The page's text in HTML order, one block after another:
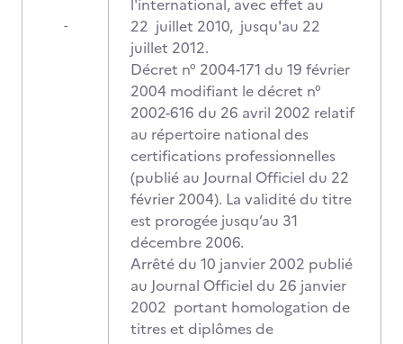
-
l'international, avec effet au
22 juillet 2010, jusqu'au 22
juillet 2012.
Décret n° 2004-171 du 19 février
2004 modifiant le décret n°
2002-616 du 26 avril 2002 relatif
au répertoire national des
certifications professionnelles
(publié au Journal Officiel du 22
février 2004). La validité du titre
est prorogée jusqu’au 31
décembre 2006.
Arrêté du 10 janvier 2002 publié
au Journal Officiel du 26 janvier
2002 portant homologation de
titres et diplômes de